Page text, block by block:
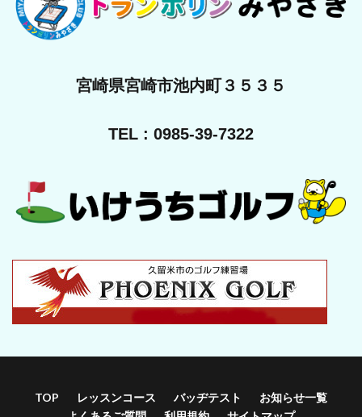
宮崎県宮崎市池内町３５３５
TEL : 0985-39-7322
TOP レッスンコース バッヂテスト
お知らせ一覧